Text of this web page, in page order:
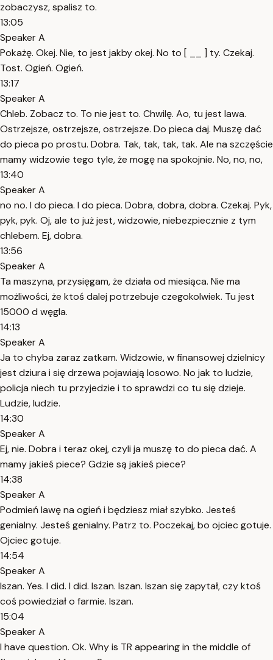
zobaczysz, spalisz to.
13:05
Speaker A
Pokażę. Okej. Nie, to jest jakby okej. No to [ __ ] ty. Czekaj.
Tost. Ogień. Ogień.
13:17
Speaker A
Chleb. Zobacz to. To nie jest to. Chwilę. Ao, tu jest lawa.
Ostrzejsze, ostrzejsze, ostrzejsze. Do pieca daj. Muszę dać
do pieca po prostu. Dobra. Tak, tak, tak, tak. Ale na szczęście
mamy widzowie tego tyle, że mogę na spokojnie. No, no, no,
13:40
Speaker A
no no. I do pieca. I do pieca. Dobra, dobra, dobra. Czekaj. Pyk,
pyk, pyk. Oj, ale to już jest, widzowie, niebezpiecznie z tym
chlebem. Ej, dobra.
13:56
Speaker A
Ta maszyna, przysięgam, że działa od miesiąca. Nie ma
możliwości, że ktoś dalej potrzebuje czegokolwiek. Tu jest
15000 d węgla.
14:13
Speaker A
Ja to chyba zaraz zatkam. Widzowie, w finansowej dzielnicy
jest dziura i się drzewa pojawiają losowo. No jak to ludzie,
policja niech tu przyjedzie i to sprawdzi co tu się dzieje.
Ludzie, ludzie.
14:30
Speaker A
Ej, nie. Dobra i teraz okej, czyli ja muszę to do pieca dać. A
mamy jakieś piece? Gdzie są jakieś piece?
14:38
Speaker A
Podmień lawę na ogień i będziesz miał szybko. Jesteś
genialny. Jesteś genialny. Patrz to. Poczekaj, bo ojciec gotuje.
Ojciec gotuje.
14:54
Speaker A
Iszan. Yes. I did. I did. Iszan. Iszan. Iszan się zapytał, czy ktoś
coś powiedział o farmie. Iszan.
15:04
Speaker A
I have question. Ok. Why is TR appearing in the middle of